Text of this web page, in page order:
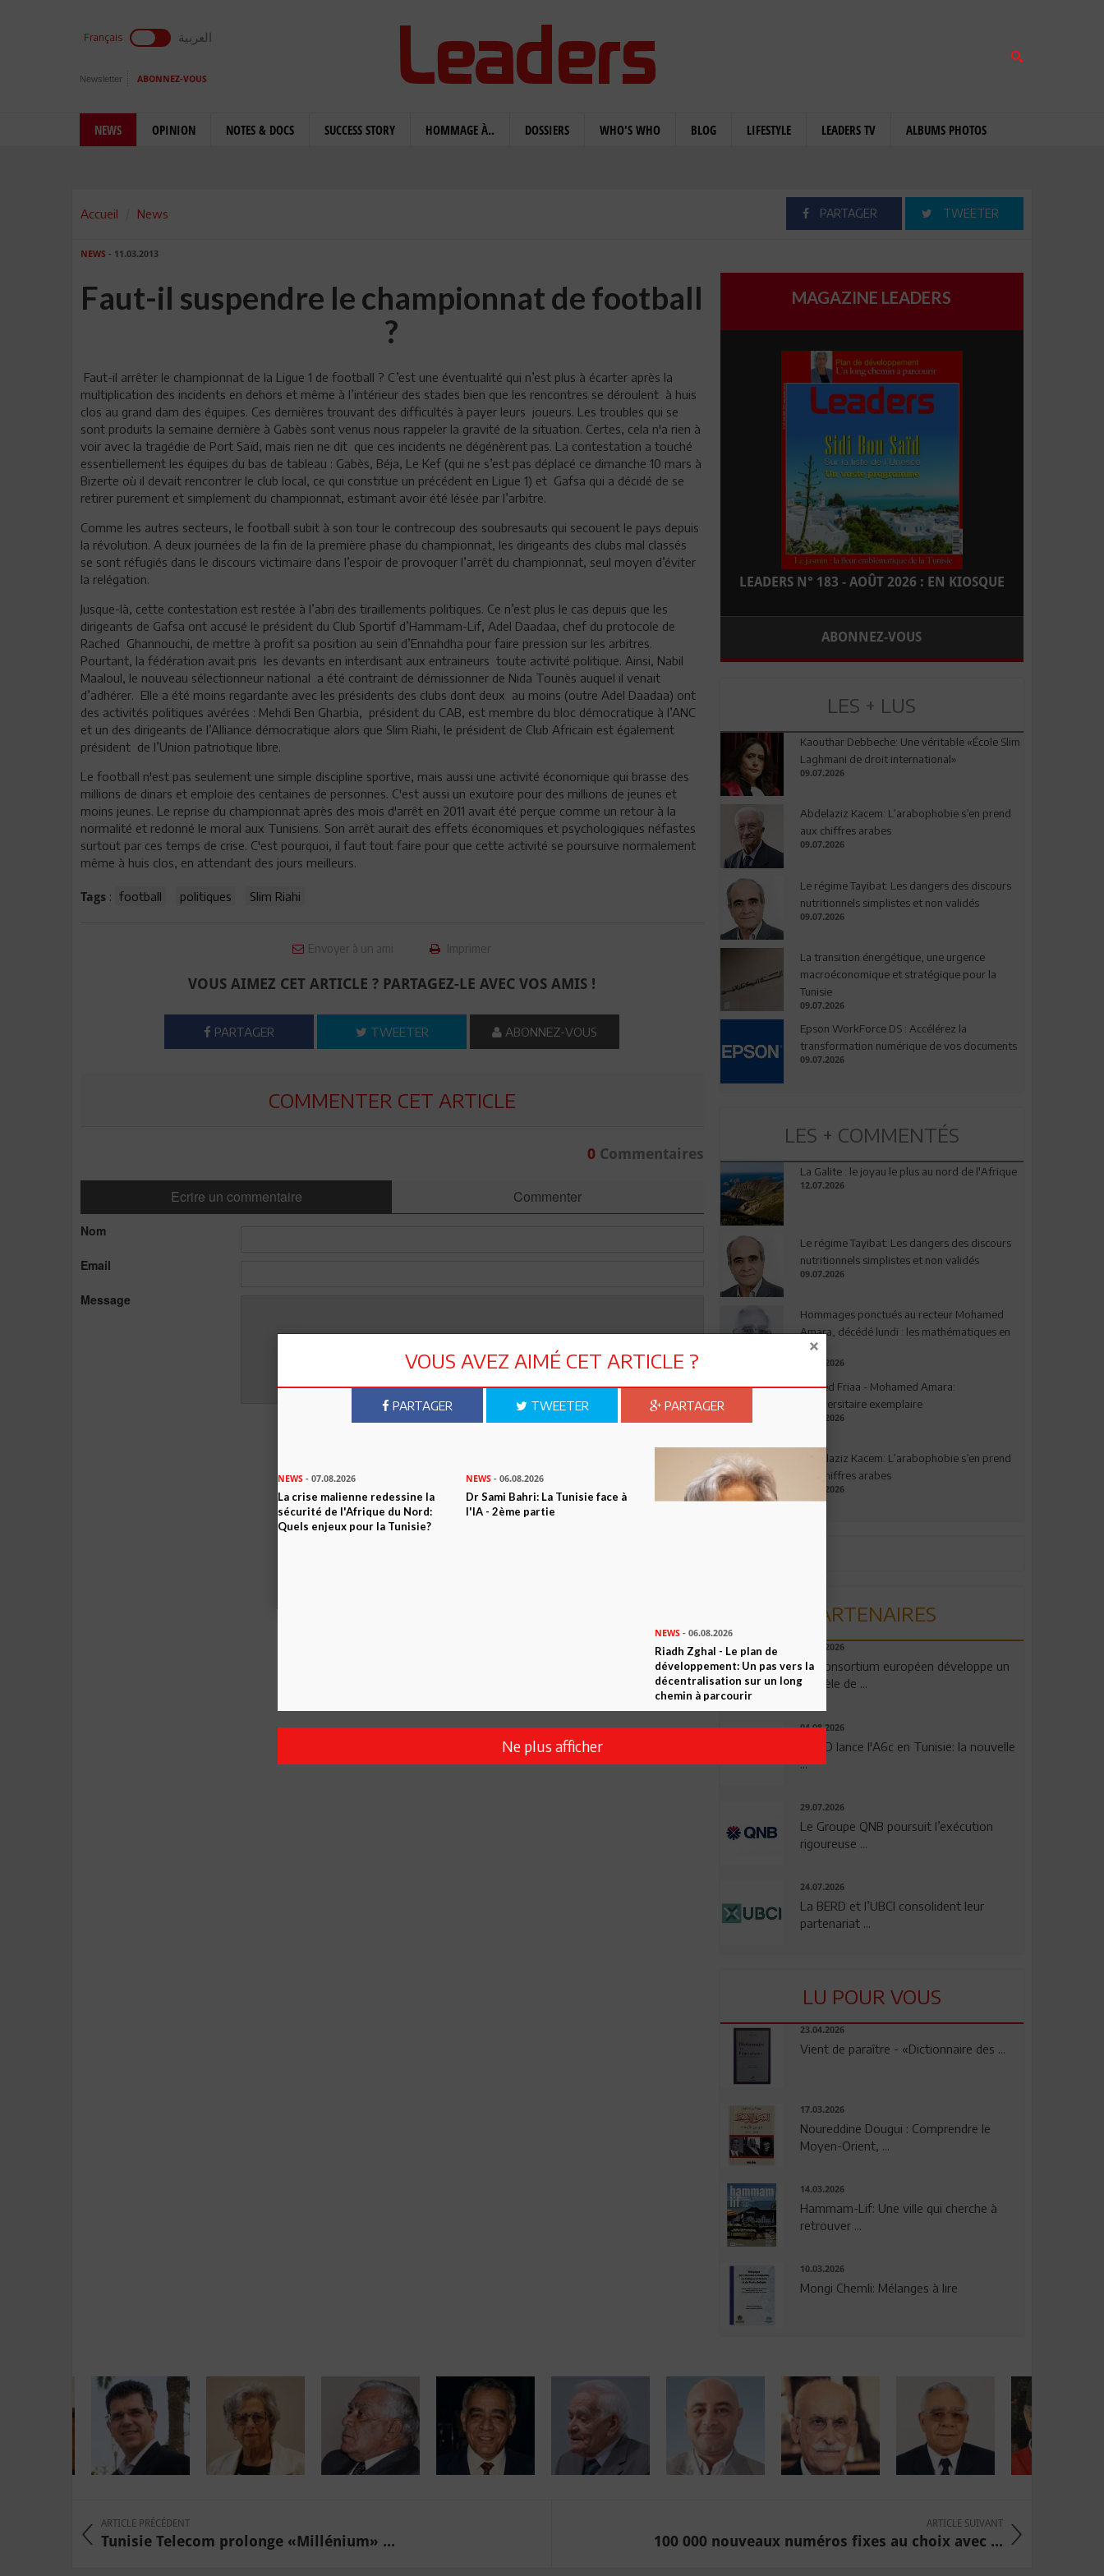
Français العربية
Newsletter ABONNEZ-VOUS
NEWS OPINION NOTES & DOCS SUCCESS STORY HOMMAGE À.. DOSSIERS WHO'S WHO BLOG LIFESTYLE LEADERS TV ALBUMS PHOTOS
Accueil News PARTAGER TWEETER
NEWS - 11.03.2013
Faut-il suspendre le championnat de football
?
Faut-il arrêter le championnat de la Ligue 1 de football ? C’est une éventualité qui n’est plus à écarter après la
multiplication des incidents en dehors et même à l’intérieur des stades bien que les rencontres se déroulent à huis
clos au grand dam des équipes. Ces dernières trouvant des difficultés à payer leurs joueurs. Les troubles qui se
sont produits la semaine dernière à Gabès sont venus nous rappeler la gravité de la situation. Certes, cela n'a rien à
voir avec la tragédie de Port Saïd, mais rien ne dit que ces incidents ne dégénèrent pas. La contestation a touché
essentiellement les équipes du bas de tableau : Gabès, Béja, Le Kef (qui ne s’est pas déplacé ce dimanche 10 mars à
Bizerte où il devait rencontrer le club local, ce qui constitue un précédent en Ligue 1) et Gafsa qui a décidé de se
retirer purement et simplement du championnat, estimant avoir été lésée par l’arbitre.
Comme les autres secteurs, le football subit à son tour le contrecoup des soubresauts qui secouent le pays depuis
la révolution. A deux journées de la fin de la première phase du championnat, les dirigeants des clubs mal classés
se sont réfugiés dans le discours victimaire dans l’espoir de provoquer l’arrêt du championnat, seul moyen d’éviter
la relégation.
Jusque-là, cette contestation est restée à l’abri des tiraillements politiques. Ce n’est plus le cas depuis que les
dirigeants de Gafsa ont accusé le président du Club Sportif d’Hammam-Lif, Adel Daadaa, chef du protocole de
Rached Ghannouchi, de mettre à profit sa position au sein d’Ennahdha pour faire pression sur les arbitres.
Pourtant, la fédération avait pris les devants en interdisant aux entraineurs toute activité politique. Ainsi, Nabil
Maaloul, le nouveau sélectionneur national a été contraint de démissionner de Nida Tounès auquel il venait
d’adhérer. Elle a été moins regardante avec les présidents des clubs dont deux au moins (outre Adel Daadaa) ont
des activités politiques avérées : Mehdi Ben Gharbia, président du CAB, est membre du bloc démocratique à l’ANC
et un des dirigeants de l’Alliance démocratique alors que Slim Riahi, le président de Club Africain est également
président de l’Union patriotique libre.
Le football n'est pas seulement une simple discipline sportive, mais aussi une activité économique qui brasse des
millions de dinars et emploie des centaines de personnes. C'est aussi un exutoire pour des millions de jeunes et
moins jeunes. Le reprise du championnat après des mois d'arrêt en 2011 avait été perçue comme un retour à la
normalité et redonné le moral aux Tunisiens. Son arrêt aurait des effets économiques et psychologiques néfastes
surtout par ces temps de crise. C'est pourquoi, il faut tout faire pour que cette activité se poursuive normalement
même à huis clos, en attendant des jours meilleurs.
Tags : football politiques Slim Riahi
Envoyer à un ami Imprimer
VOUS AIMEZ CET ARTICLE ? PARTAGEZ-LE AVEC VOS AMIS !
PARTAGER TWEETER ABONNEZ-VOUS
COMMENTER CET ARTICLE
0Commentaires
Ecrire un commentaire Commenter
Nom
Email
Message
MAGAZINE LEADERS
LEADERS N° 183 - AOÛT 2026 : EN KIOSQUE
ABONNEZ-VOUS
LES + LUS
Kaouthar Debbeche: Une véritable «École Slim
Laghmani de droit international»
09.07.2026
Abdelaziz Kacem: L’arabophobie s’en prend
aux chiffres arabes
09.07.2026
Le régime Tayibat: Les dangers des discours
nutritionnels simplistes et non validés
09.07.2026
La transition énergétique, une urgence
macroéconomique et stratégique pour la
Tunisie
09.07.2026
Epson WorkForce DS : Accélérez la
transformation numérique de vos documents
09.07.2026
LES + COMMENTÉS
La Galite : le joyau le plus au nord de l'Afrique
12.07.2026
Le régime Tayibat: Les dangers des discours
nutritionnels simplistes et non validés
09.07.2026
Hommages ponctués au recteur Mohamed
Amara, décédé lundi : les mathématiques en
deuil
03.08.2026
Ahmed Friaa - Mohamed Amara:
l’Universitaire exemplaire
04.08.2026
Abdelaziz Kacem: L’arabophobie s’en prend
aux chiffres arabes
09.07.2026
PARTENAIRES
06.08.2026
Un consortium européen développe un
modèle de ...
04.08.2026
OPPO lance l'A6c en Tunisie: la nouvelle
...
29.07.2026
Le Groupe QNB poursuit l’exécution
rigoureuse ...
24.07.2026
La BERD et l’UBCI consolident leur
partenariat ...
LU POUR VOUS
23.04.2026
Vient de paraître - «Dictionnaire des ...
17.03.2026
Noureddine Dougui : Comprendre le
Moyen-Orient, ...
14.03.2026
Hammam-Lif: Une ville qui cherche à
retrouver ...
10.03.2026
Mongi Chemli: Mélanges à lire
ARTICLE PRÉCÉDENT
Tunisie Telecom prolonge «Millénium» ...
ARTICLE SUIVANT
100 000 nouveaux numéros fixes au choix avec ...
VOUS AVEZ AIMÉ CET ARTICLE ?
PARTAGER TWEETER PARTAGER
NEWS- 06.08.2026
Riadh Zghal - Le plan de
développement: Un pas vers la
décentralisation sur un long
chemin à parcourir
Ne plus afficher